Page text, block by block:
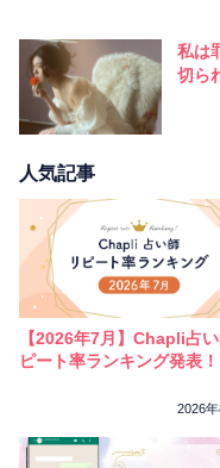
カテゴリー別
鑑定
彼の気持ち
今週の運勢 彼
相性 復縁
私は
切ら
人気記事
【2026年7月】Chapli占い
ピート率ランキング発表！
2026